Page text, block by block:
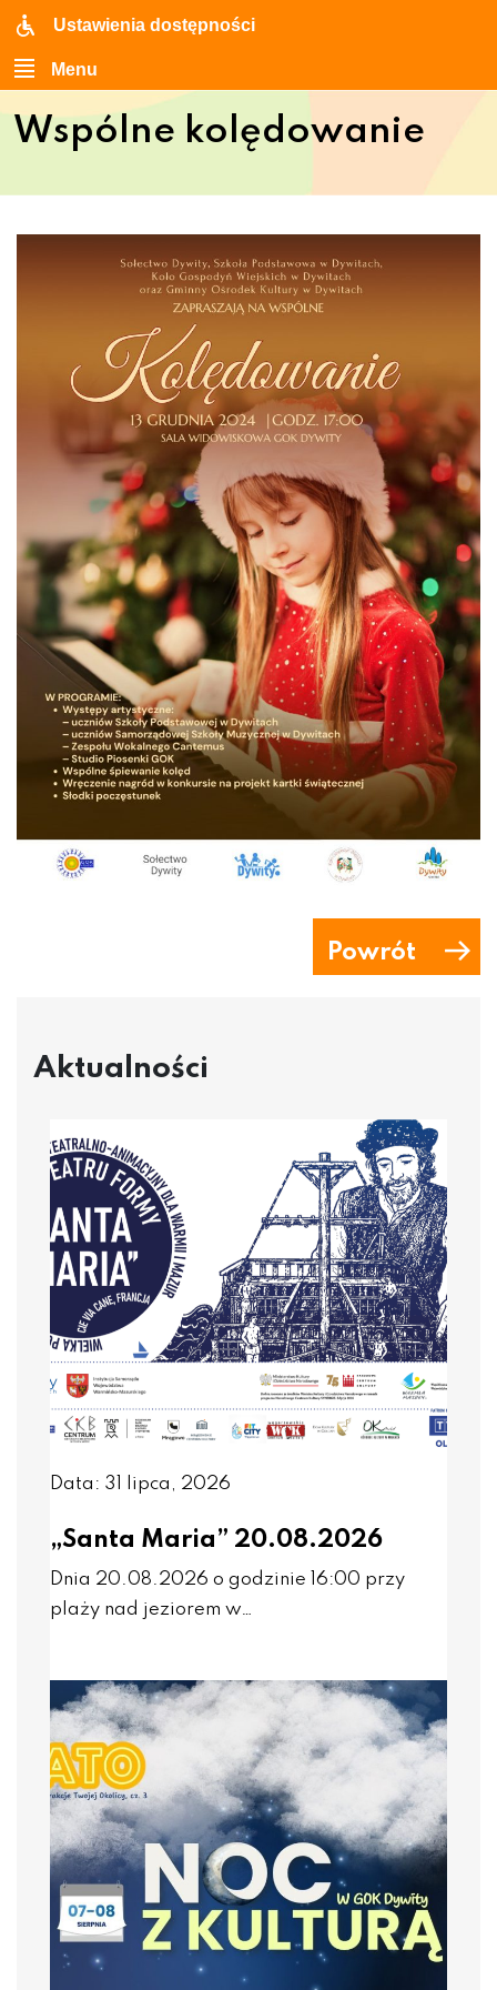
Ustawienia dostępności
Menu
Wspólne kolędowanie
Powrót
Aktualności
Data: 31 lipca, 2026
„Santa Maria” 20.08.2026
Dnia 20.08.2026 o godzinie 16:00 przy
plaży nad jeziorem w…